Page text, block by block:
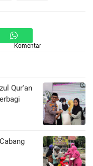
Komentar
Qur'an